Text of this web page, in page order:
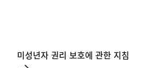
미성년자 권리 보호에 관한 지침